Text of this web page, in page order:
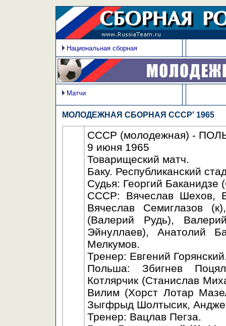
Национальная сборная
Матчи
МОЛОДЕЖНАЯ СБОРНАЯ СССР' 1965
СССР (молодежная) -
9 июня 1965
Товарищеский матч.
Баку. Республиканский
Судья: Георгий
СССР: Вячеслав Шехов,
Вячеслав Семиглазов
(Валерий Рудь),
Эйнуллаев), Анатолий
Мелкумов.
Тренер: Евгений
Польша: Збигнев
Котлярчик (Станислав
Вилим (Хорст Лотар
Зыгфрыд Шолтысик,
Тренер: Вацлав Пегза.